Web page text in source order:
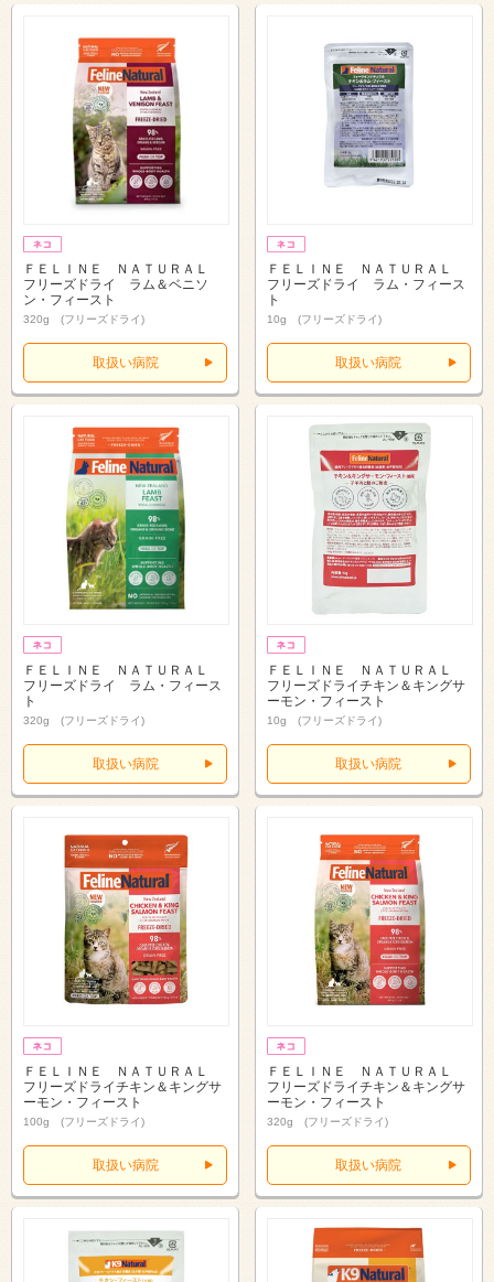
ＦＥＬＩＮＥ ＮＡＴＵＲＡＬ
フリーズドライ ラム＆ベニソ
ン・フィースト
320g (フリーズドライ)
取扱い病院
ＦＥＬＩＮＥ ＮＡＴＵＲＡＬ
フリーズドライ ラム・フィース
ト
10g (フリーズドライ)
取扱い病院
ＦＥＬＩＮＥ ＮＡＴＵＲＡＬ
フリーズドライ ラム・フィース
ト
320g (フリーズドライ)
取扱い病院
ＦＥＬＩＮＥ ＮＡＴＵＲＡＬ
フリーズドライチキン＆キングサ
ーモン・フィースト
10g (フリーズドライ)
取扱い病院
ＦＥＬＩＮＥ ＮＡＴＵＲＡＬ
フリーズドライチキン＆キングサ
ーモン・フィースト
100g (フリーズドライ)
取扱い病院
ＦＥＬＩＮＥ ＮＡＴＵＲＡＬ
フリーズドライチキン＆キングサ
ーモン・フィースト
320g (フリーズドライ)
取扱い病院